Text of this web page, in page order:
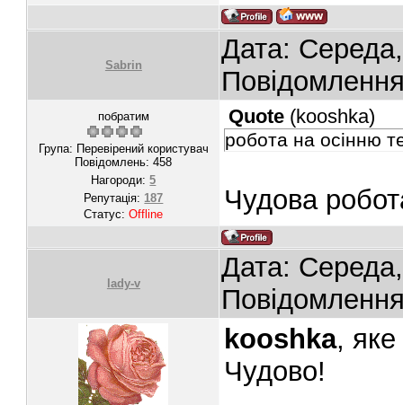
Sabrin
Дата:
побратим
Група: Перевірений користувач
Повідомлень:458
Нагороди:5
Репутація: 187
Статус:Offline
Quote (kooshka)
робота на осінню
Чудова
lady-v
Дата:
kooshka, яке
Чудово!